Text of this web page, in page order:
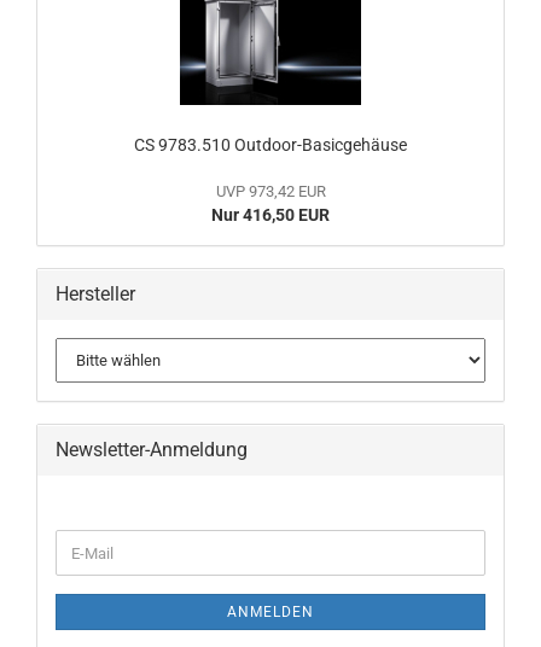
CS 9783.510 Outdoor-Basicgehäuse
UVP 973,42 EUR
Nur 416,50 EUR
Hersteller
Newsletter-Anmeldung
ZUR
E-
Mail
ANMELDEN